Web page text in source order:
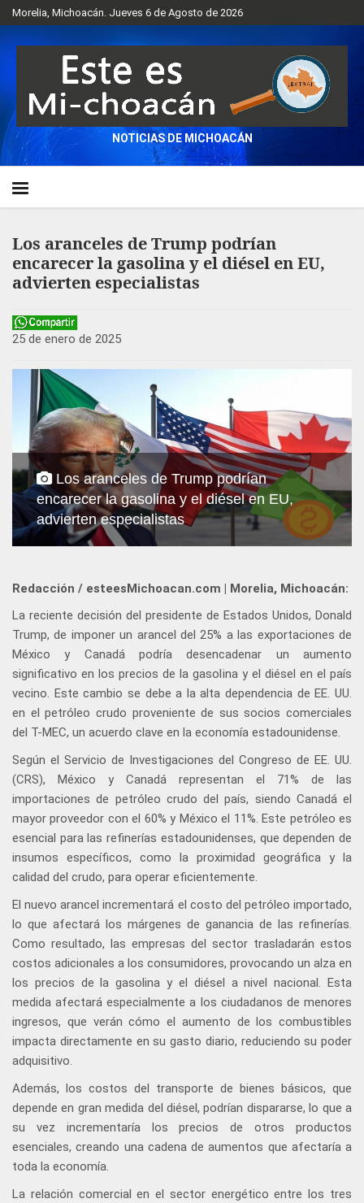
Morelia, Michoacán. Jueves 6 de Agosto de 2026
NOTICIAS DE MICHOACÁN
Los aranceles de Trump podrían
encarecer la gasolina y el diésel en EU,
advierten especialistas
25 de enero de 2025
Los aranceles de Trump podrían
encarecer la gasolina y el diésel en EU,
advierten especialistas
Redacción / esteesMichoacan.com | Morelia, Michoacán:
La reciente decisión del presidente de Estados Unidos, Donald
Trump, de imponer un arancel del 25% a las exportaciones de
México y Canadá podría desencadenar un aumento
significativo en los precios de la gasolina y el diésel en el país
vecino. Este cambio se debe a la alta dependencia de EE. UU.
en el petróleo crudo proveniente de sus socios comerciales
del T-MEC, un acuerdo clave en la economía estadounidense.
Según el Servicio de Investigaciones del Congreso de EE. UU.
(CRS), México y Canadá representan el 71% de las
importaciones de petróleo crudo del país, siendo Canadá el
mayor proveedor con el 60% y México el 11%. Este petróleo es
esencial para las refinerías estadounidenses, que dependen de
insumos específicos, como la proximidad geográfica y la
calidad del crudo, para operar eficientemente.
El nuevo arancel incrementará el costo del petróleo importado,
lo que afectará los márgenes de ganancia de las refinerías.
Como resultado, las empresas del sector trasladarán estos
costos adicionales a los consumidores, provocando un alza en
los precios de la gasolina y el diésel a nivel nacional. Esta
medida afectará especialmente a los ciudadanos de menores
ingresos, que verán cómo el aumento de los combustibles
impacta directamente en su gasto diario, reduciendo su poder
adquisitivo.
Además, los costos del transporte de bienes básicos, que
depende en gran medida del diésel, podrían dispararse, lo que a
su vez incrementaría los precios de otros productos
esenciales, creando una cadena de aumentos que afectaría a
toda la economía.
La relación comercial en el sector energético entre los tres